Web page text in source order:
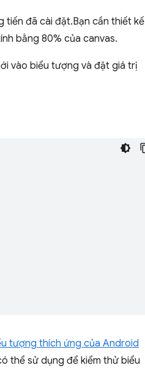
tiến đã cài đặt.Bạn cần thiết kế
bằng 80% của canvas.
vào biểu tượng và đặt giá trị
tượng thích ứng của Android
thể sử dụng để kiểm thử biểu